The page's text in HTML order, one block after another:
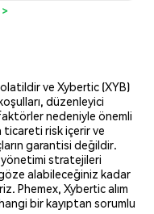
ve Xybertic (XYB)
düzenleyici
nedeniyle önemli
risk içerir ve
garantisi değildir.
yönetimi stratejileri
alabileceğiniz kadar
Phemex, Xybertic alım
bir kayıptan sorumlu